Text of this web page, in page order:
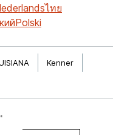
ไทย
Polski
Kenner